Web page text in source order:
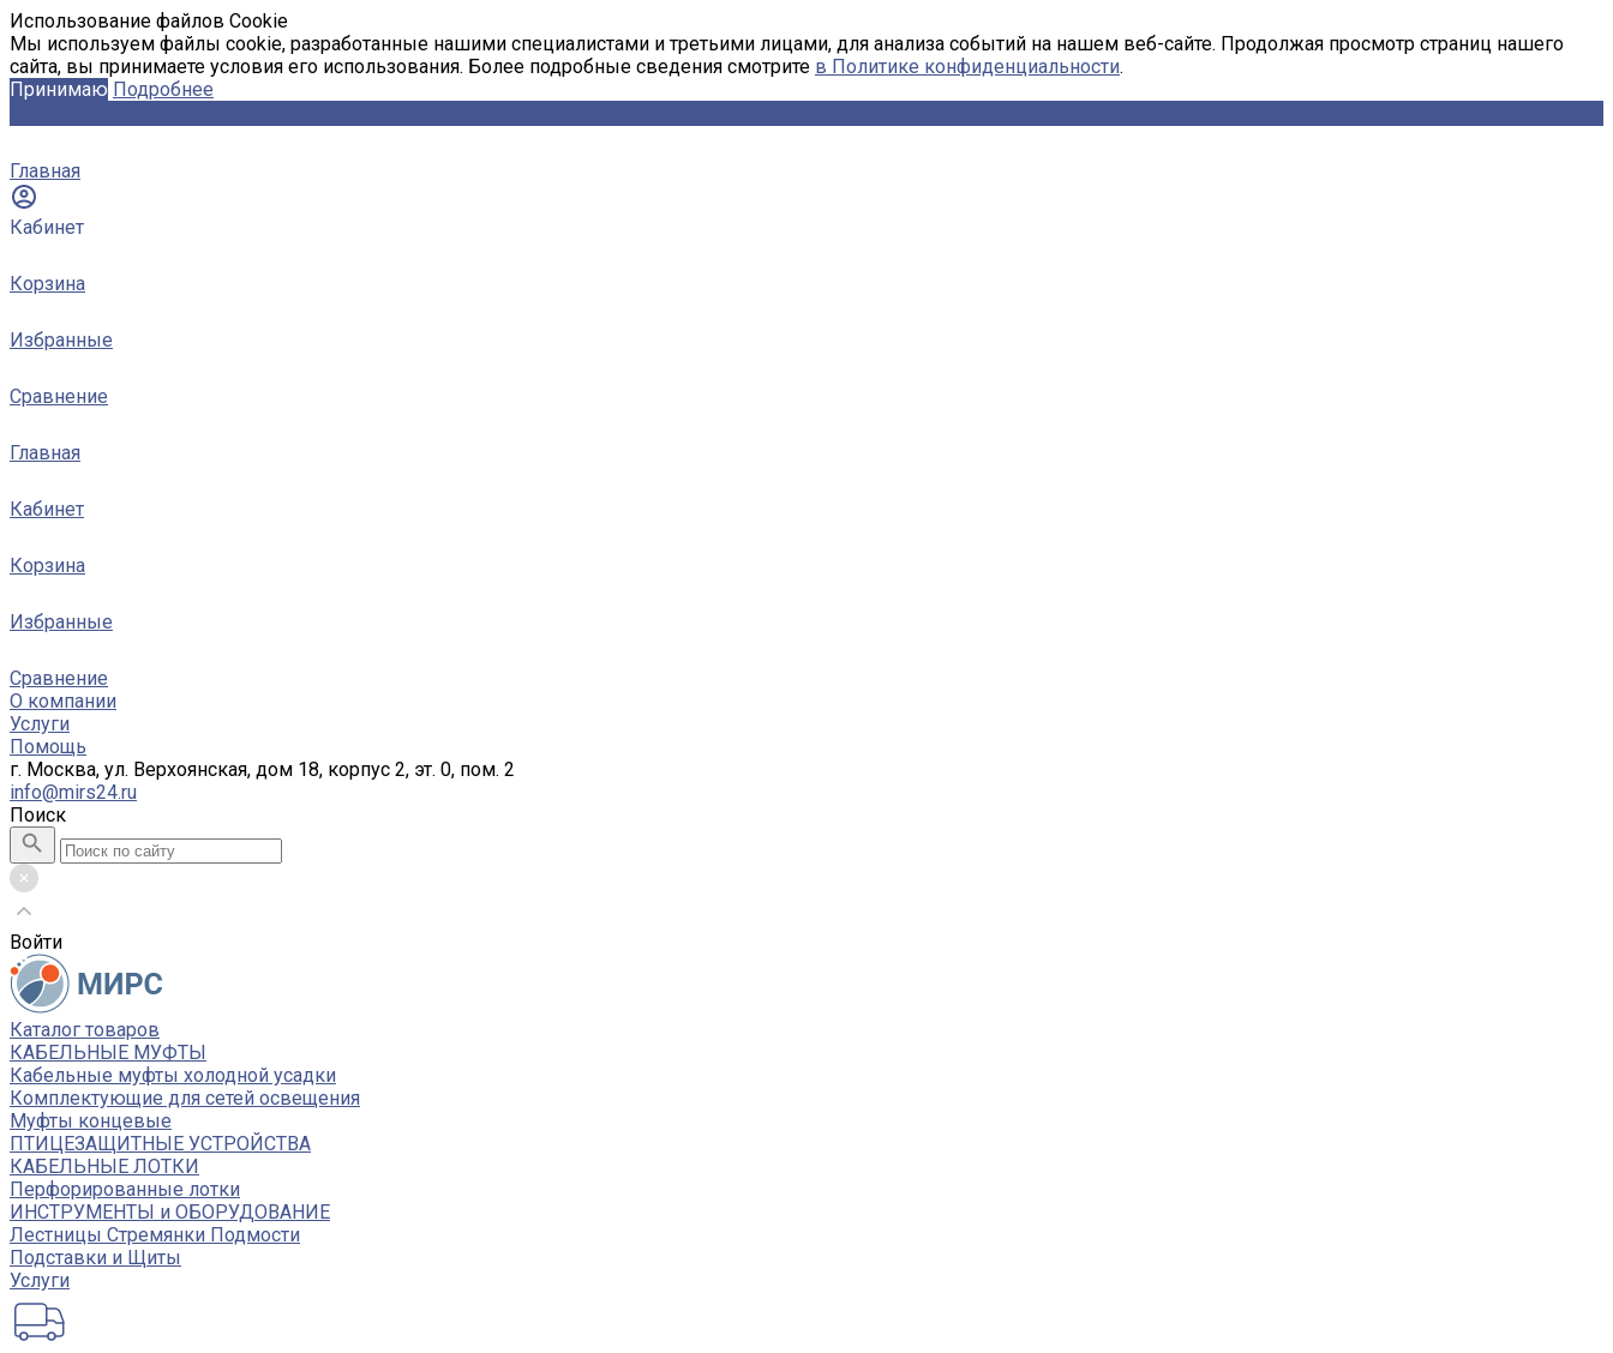
Использование файлов Cookie
Мы используем файлы cookie, разработанные нашими специалистами и третьими лицами, для анализа событий на нашем веб-сайте. Продолжая просмотр страниц нашего
сайта, вы принимаете условия его использования. Более подробные сведения смотрите в Политике конфиденциальности.
Принимаю Подробнее
Главная
Кабинет
Корзина
Избранные
Сравнение
Главная
Кабинет
Корзина
Избранные
Сравнение
О компании
Услуги
Помощь
г. Москва, ул. Верхоянская, дом 18, корпус 2, эт. 0, пом. 2
info@mirs24.ru
Поиск
Войти
Каталог товаров
КАБЕЛЬНЫЕ МУФТЫ
Кабельные муфты холодной усадки
Комплектующие для сетей освещения
Муфты концевые
ПТИЦЕЗАЩИТНЫЕ УСТРОЙСТВА
КАБЕЛЬНЫЕ ЛОТКИ
Перфорированные лотки
ИНСТРУМЕНТЫ и ОБОРУДОВАНИЕ
Лестницы Стремянки Подмости
Подставки и Щиты
Услуги